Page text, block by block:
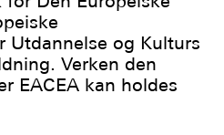
Utdannelse og Kulturs
Verken den
EACEA kan holdes